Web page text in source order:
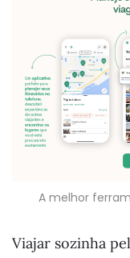
A melhor
Viajar sozinha